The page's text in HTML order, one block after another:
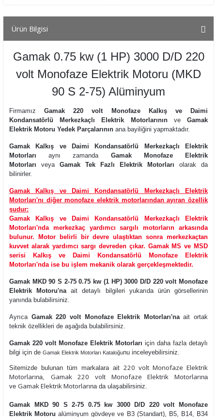
Ürün Bilgisi
Gamak 0.75 kw (1 HP) 3000 D/D 220
volt Monofaze Elektrik Motoru (MKD
90 S 2-75) Alüminyum
FirmamızGamak 220 volt Monofaze Kalkış ve Daimi
Kondansatörlü Merkezkaçlı Elektrik MotorlarınınveGamak
Elektrik Motoru Yedek Parçalarının ana bayiliğini yapmaktadır.
Gamak Kalkış ve Daimi Kondansatörlü Merkezkaçlı Elektrik
Motorları aynı zamanda Gamak Monofaze Elektrik
Motorları veya Gamak Tek Fazlı Elektrik Motorları olarak da
bilinirler.
Gamak Kalkış ve Daimi Kondansatörlü Merkezkaçlı Elektrik
Motorları'nı diğer monofaze elektrik motorlarından ayıran özellik
şudur:
Gamak Kalkış ve Daimi Kondansatörlü Merkezkaçlı Elektrik
Motorları'nda merkezkaç yardımcı sargılı motorların arkasında
bulunur. Motor belirli bir devre ulaştıktan sonra merkezkaçtan
kuvvet alarak yardımcı sargı devreden çıkar. Gamak MS ve MSD
serisi Kalkış ve Daimi Kondansatörlü Monofaze Elektrik
Motorları'nda ise bu işlem mekanik olarak gerçekleşmektedir.
Gamak MKD 90 S 2-75 0.75 kw (1 HP) 3000 D/D 220 volt Monofaze
Elektrik Motoru'naait detaylı bilgileri yukarıda ürün görsellerinin
yanında bulabilirsiniz.
Ayrıca Gamak 220 volt Monofaze Elektrik Motorları'naait ortak
teknik özellikleri de aşağıda bulabilirsiniz.
Gamak 220 volt Monofaze Elektrik Motorları için daha fazla detaylı
bilgi için de Gamak Elektrik Motorları Kataloğunu inceleyebilirsiniz.
Sitemizde bulunan tüm markalara ait 220 volt Monofaze Elektrik
Motorlarına, Gamak 220 volt Monofaze Elektrik Motorlarına
ve Gamak Elektrik Motorlarına da ulaşabilirsiniz.
Gamak MKD 90 S 2-75 0.75 kw 3000 D/D 220 volt Monofaze
Elektrik Motoru alüminyum gövdeye ve B3 (Standart), B5, B14, B34